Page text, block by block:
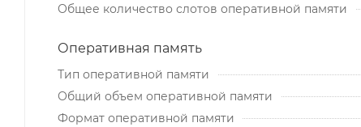
Общее количество слотов оперативной памяти
Оперативная память
Тип оперативной памяти
Общий объем оперативной памяти
Формат оперативной памяти